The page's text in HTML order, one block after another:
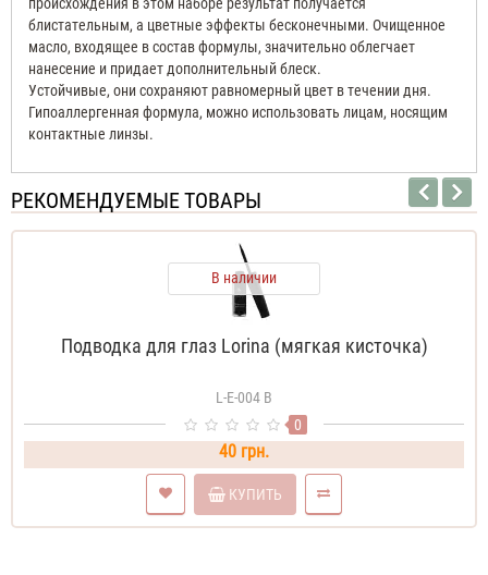
происхождения в этом наборе результат получается
блистательным, а цветные эффекты бесконечными. Очищенное
масло, входящее в состав формулы, значительно облегчает
нанесение и придает дополнительный блеск.
Устойчивые, они сохраняют равномерный цвет в течении дня.
Гипоаллергенная формула, можно использовать лицам, носящим
контактные линзы.
РЕКОМЕНДУЕМЫЕ ТОВАРЫ
В наличии
Подводка для глаз Lorina (мягкая кисточка)
L-E-004 В
0
40 грн.
КУПИТЬ